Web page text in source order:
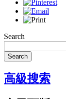
Search
Search
高級搜索